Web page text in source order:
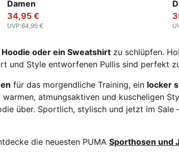
Damen
34,95 €
UVP:64,95 €
Hoodie oder ein Sweatshirt zu schlüpfen.
und Style entworfenen Pullis sind perfekt
für das morgendliche Training, ein locker
atmungsaktiven und kuscheligen
über. Sportlich, stylisch und jetzt im Sale
die neuesten PUMA Sporthosen und